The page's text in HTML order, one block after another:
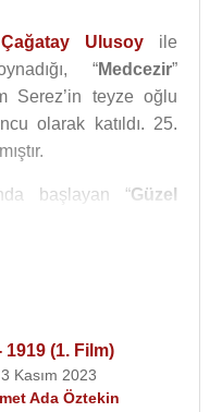
Çağatay Ulusoy ile
“Medcezir”
Serez’in teyze oğlu
olarak katıldı. 25.
başlayan “Güzel
(1. Film)
Kasım 2023
Ada Öztekin